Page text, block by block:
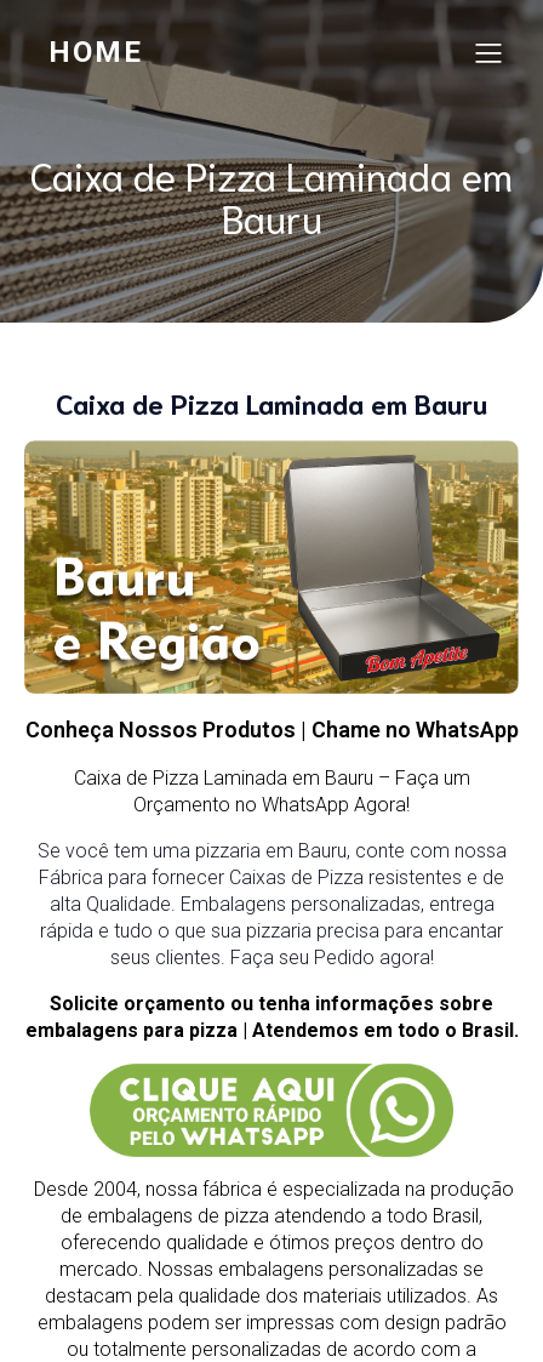
HOME
Caixa de Pizza Laminada em
Bauru
Caixa de Pizza Laminada em Bauru
Conheça Nossos Produtos | Chame no WhatsApp
Caixa de Pizza Laminada em Bauru – Faça um
Orçamento no WhatsApp Agora!
Se você tem uma pizzaria em Bauru, conte com nossa
Fábrica para fornecer Caixas de Pizza resistentes e de
alta Qualidade. Embalagens personalizadas, entrega
rápida e tudo o que sua pizzaria precisa para encantar
seus clientes. Faça seu Pedido agora!
Solicite orçamento ou tenha informações sobre
embalagens para pizza | Atendemos em todo o Brasil.
Desde 2004, nossa fábrica é especializada na produção
de embalagens de pizza atendendo a todo Brasil,
oferecendo qualidade e ótimos preços dentro do
mercado. Nossas embalagens personalizadas se
destacam pela qualidade dos materiais utilizados. As
embalagens podem ser impressas com design padrão
ou totalmente personalizadas de acordo com a